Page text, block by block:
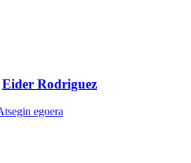
Eider Rodriguez
egoera